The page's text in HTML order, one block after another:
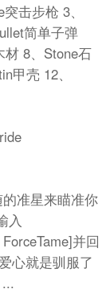
击步枪 3、
简单子弹
材 8、Stone石
甲壳 12、
准星来瞄准你
入
并回
心就是驯服了